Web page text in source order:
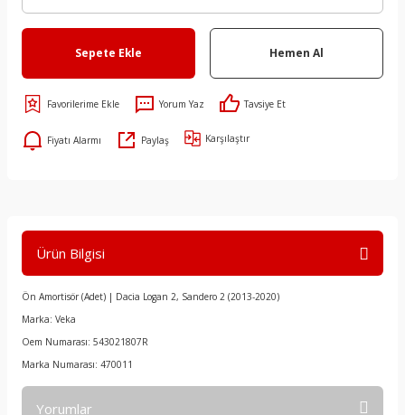
Sepete Ekle Hemen Al
Yorum Yaz Tavsiye Et
Fiyatı Alarmı Paylaş Karşılaştır
Ürün Bilgisi
Ön Amortisör (Adet) | Dacia Logan 2, Sandero 2 (2013-2020)
Marka: Veka
Oem Numarası: 543021807R
Marka Numarası: 470011
Yorumlar